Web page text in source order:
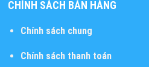
CHÍNH SÁCH BÁN HÀNG
Chính sách chung
Chính sách thanh toán